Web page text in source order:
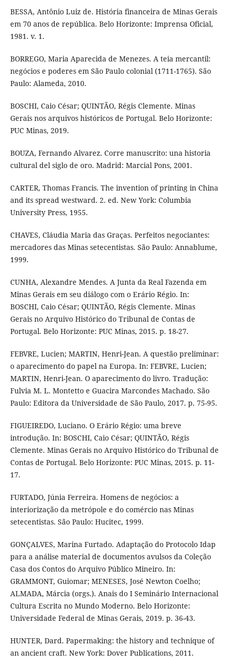
BESSA, Antônio Luiz de. História financeira de Minas Gerais
em 70 anos de república. Belo Horizonte: Imprensa Oficial,
1981. v. 1.
BORREGO, Maria Aparecida de Menezes. A teia mercantil:
negócios e poderes em São Paulo colonial (1711-1765). São
Paulo: Alameda, 2010.
BOSCHI, Caio César; QUINTÃO, Régis Clemente. Minas
Gerais nos arquivos históricos de Portugal. Belo Horizonte:
PUC Minas, 2019.
BOUZA, Fernando Alvarez. Corre manuscrito: una historia
cultural del siglo de oro. Madrid: Marcial Pons, 2001.
CARTER, Thomas Francis. The invention of printing in China
and its spread westward. 2. ed. New York: Columbia
University Press, 1955.
CHAVES, Cláudia Maria das Graças. Perfeitos negociantes:
mercadores das Minas setecentistas. São Paulo: Annablume,
1999.
CUNHA, Alexandre Mendes. A Junta da Real Fazenda em
Minas Gerais em seu diálogo com o Erário Régio. In:
BOSCHI, Caio César; QUINTÃO, Régis Clemente. Minas
Gerais no Arquivo Histórico do Tribunal de Contas de
Portugal. Belo Horizonte: PUC Minas, 2015. p. 18-27.
FEBVRE, Lucien; MARTIN, Henri-Jean. A questão preliminar:
o aparecimento do papel na Europa. In: FEBVRE, Lucien;
MARTIN, Henri-Jean. O aparecimento do livro. Tradução:
Fulvia M. L. Montetto e Guacira Marcondes Machado. São
Paulo: Editora da Universidade de São Paulo, 2017. p. 75-95.
FIGUEIREDO, Luciano. O Erário Régio: uma breve
introdução. In: BOSCHI, Caio César; QUINTÃO, Régis
Clemente. Minas Gerais no Arquivo Histórico do Tribunal de
Contas de Portugal. Belo Horizonte: PUC Minas, 2015. p. 11-
17.
FURTADO, Júnia Ferreira. Homens de negócios: a
interiorização da metrópole e do comércio nas Minas
setecentistas. São Paulo: Hucitec, 1999.
GONÇALVES, Marina Furtado. Adaptação do Protocolo Idap
para a análise material de documentos avulsos da Coleção
Casa dos Contos do Arquivo Público Mineiro. In:
GRAMMONT, Guiomar; MENESES, José Newton Coelho;
ALMADA, Márcia (orgs.). Anais do I Seminário Internacional
Cultura Escrita no Mundo Moderno. Belo Horizonte:
Universidade Federal de Minas Gerais, 2019. p. 36-43.
HUNTER, Dard. Papermaking: the history and technique of
an ancient craft. New York: Dover Publications, 2011.